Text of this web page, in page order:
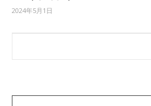
2024年5月1日